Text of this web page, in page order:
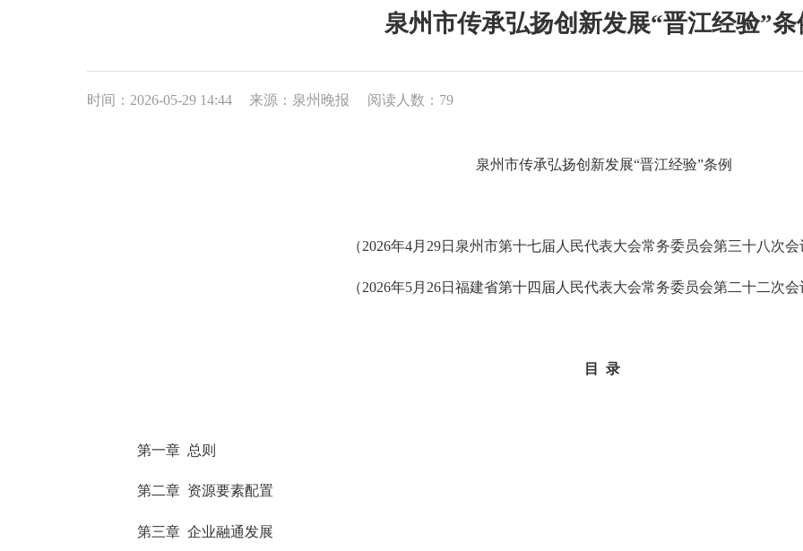
泉州市传承弘扬创新发展“晋江经验”条
时间：2026-05-29 14:44 来源：泉州晚报 阅读人数： 79
泉州市传承弘扬创新发展“晋江经验”条例
（2026年4月29日泉州市第十七届人民代表大会常务委员会第三十八次会
（2026年5月26日福建省第十四届人民代表大会常务委员会第二十二次会
目 录
第一章 总则
第二章 资源要素配置
第三章 企业融通发展